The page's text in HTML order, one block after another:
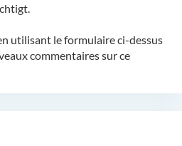
utilisant le formulaire ci-dessus
commentaires sur ce